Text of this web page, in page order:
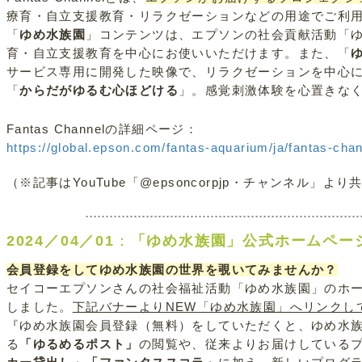
療育・自立支援教育・リラクゼーションなどの用途でご利
「ゆめ水族園 」コンテンツは、エプソンの社会貢献活動「
育・自立支援教育を中心にお使いいただけます。また、「
サービス専用に開発した映像で、リラクゼーションを中心
「からだがゆるむ心ほどける 」。感覚刺激体験を心置きな
Fantas Channelの詳細ページ：
https://global.epson.com/fantas-aquarium/ja/fantas-
（※記事はYouTube「@epsoncorpjp・チャンネル」より
2024／04／01 ： 「ゆめ水族園」公式ホームペ
会員登録をしてゆめ水族園の世界を覗いてみませんか？
セイコーエプソンさんの社会福祉活動「ゆめ水族園」のホ
しました。 下記バナーよりNEW「ゆめ水族園」へリンクし
『ゆめ水族園会員登録（無料）をしていただくと、ゆめ水
る
「ゆるめるポスト」 の閲覧や、従来よりお届けしている